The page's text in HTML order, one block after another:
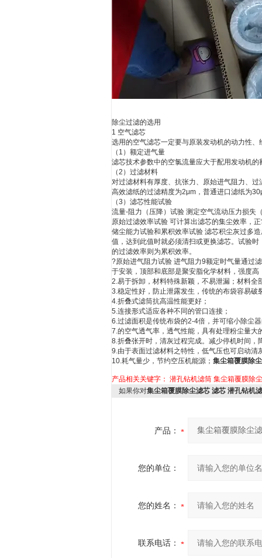
除尘过滤的选用
1 空气滤芯
选用的空气滤芯一定要与原装发动机的动力性
（1）额定进气量
滤芯技术参数中的空氯流量应大于配用发动机
（2）过滤材料
对过滤材料有厚度、抗张力、原始进气阻力、
高效滤纸的过滤精度为2μm，普通进口滤纸为
（3）滤芯性能试验
流量-阻力（压降）试验 测定空气流动压力损失
原始过滤效率试验 可计算出滤芯的集尘效率，
储尘能力试验和累积效率试验 滤芯积尘灰过多
值，达到此值时就必须清扫或更换滤芯。试验
的过滤效率则为累积效率。
?原始进气阻力试验 进气阻力9额定时气量通过
于安装，顶部和底部是聚安脂化学材料，强度高
2.易于拆卸，材料特殊新颖，不易泄漏；材料全
3.稳定性好，防止泄露发生，传统的布袋容易破
4.折叠式滤筒抗高温性能更好；
5.连接形式适应各种不同的管口连接；
6.过滤面积是传统布袋的2-4倍，并可缩小除尘
7.的空气透气率，透气性能，具有处理粉尘量大
8.折叠张开时，清灰过程完成。减少停机时间，
9.由于表面过滤材料之特性，低气压也可启动清
10.耗气量少，节约空压机能源； 集尘箱覆膜除
产品相关关键字： 潜孔钻机滤筒 集尘箱覆膜除
如果你对集尘箱覆膜除尘滤芯 滤芯 潜孔钻机
产品：
您的单位：
您的姓名：
联系电话：